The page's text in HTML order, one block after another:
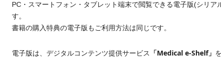
PC・スマートフォン・タブレット端末で閲覧できる電子版(シリ
す。
書籍の購入特典の電子版もご利用方法は同じです。
電子版は、デジタルコンテンツ提供サービス 「Medical e-Shelf」